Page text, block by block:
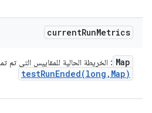
currentRunMetrics
Map : الخريطة الحالية للمقاييس التي تم
testRunEnded(long , Map)